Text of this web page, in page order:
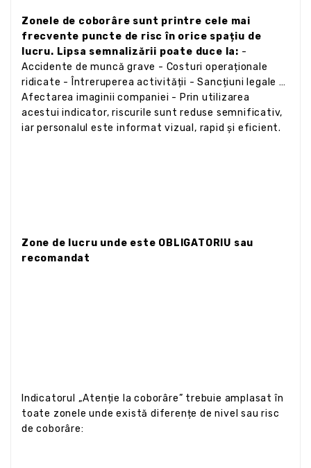
Zonele de coborâre sunt printre cele mai
frecvente puncte de risc în orice spațiu de
lucru. Lipsa semnalizării poate duce la: -
Accidente de muncă grave - Costuri operaționale
ridicate - Întreruperea activității - Sancțiuni legale -
Afectarea imaginii companiei - Prin utilizarea
acestui indicator, riscurile sunt reduse semnificativ,
iar personalul este informat vizual, rapid și eficient.
Zone de lucru unde este OBLIGATORIU sau
recomandat
Indicatorul „Atenție la coborâre” trebuie amplasat în
toate zonele unde există diferențe de nivel sau risc
de coborâre: